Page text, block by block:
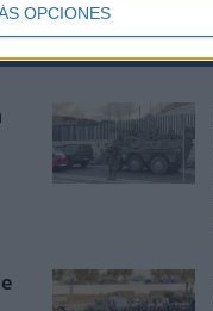
OPCIONES